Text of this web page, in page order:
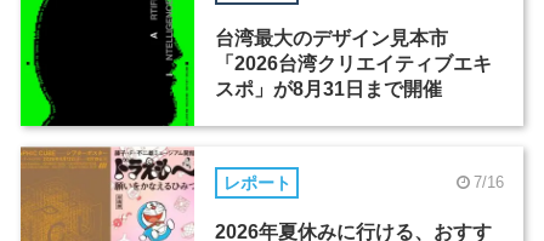
台湾最大のデザイン見本市
「2026台湾クリエイティブエキ
スポ」が8月31日まで開催
レポート 7/16
2026年夏休みに行ける、おすす